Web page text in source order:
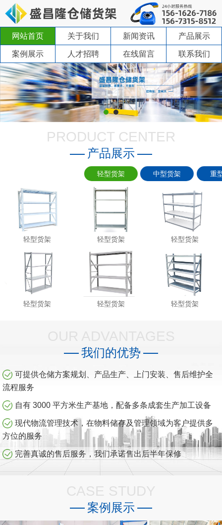
网站首页 关于我们 新闻资讯 产品展示
案例展示 人才招聘 在线留言 联系我们
PRODUCT CENTER
产品展示
轻型货架 中型货架 重
轻型货架 轻型货架 轻型货架
轻型货架 轻型货架 轻型货架
我们的优势
可提供仓储方案规划、产品生产、上门安装、售后维护全
流程服务
自有 3000 平方米生产基地，配备多条成套生产加工设备
现代物流管理技术，在物料储存及管理领域为客户提供多
方位的服务
完善真诚的售后服务，我们承诺售出后半年保修
CASE STUDY
案例展示